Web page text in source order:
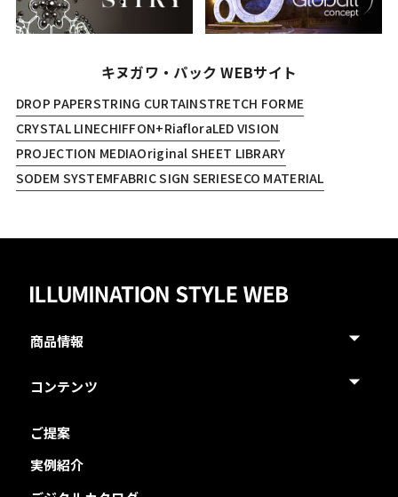
キヌガワ・パック WEBサイト
DROP PAPERSTRING CURTAINSTRETCH FORME
CRYSTAL LINECHIFFON+RiafloraLED VISION
PROJECTION MEDIAOriginal SHEET LIBRARY
SODEM SYSTEMFABRIC SIGN SERIESECO MATERIAL
商品情報
コンテンツ
ご提案
実例紹介